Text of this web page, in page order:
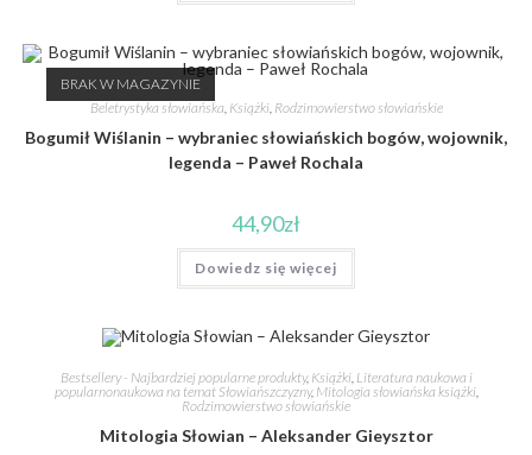
BRAK W MAGAZYNIE
Beletrystyka słowiańska Książki, Rodzimowierstwo słowiańskie
Bogumił Wiślanin – wybraniec słowiańskich bogów, wojownik,
legenda – Paweł Rochala
44,90zł
Dowiedz się więcej
Bestsellery - Najbardziej popularne produkty, Książki, Literatura naukowa i
popularnonaukowa na temat Słowiańszczyzny, Mitologia słowiańska książki,
Rodzimowierstwo słowiańskie
Mitologia Słowian – Aleksander Gieysztor